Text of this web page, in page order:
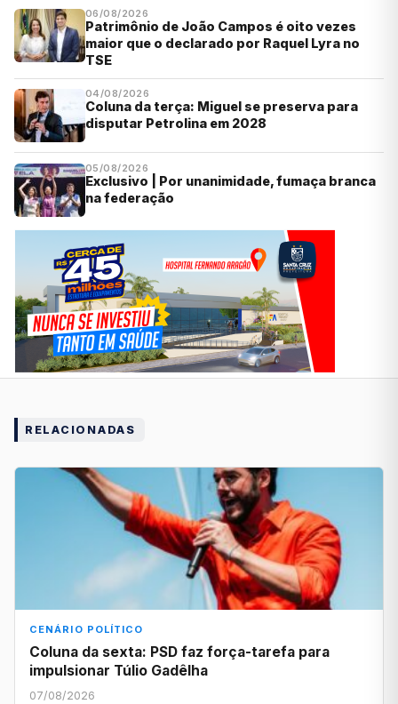
06/08/2026
Patrimônio de João Campos é oito vezes
maior que o declarado por Raquel Lyra no
TSE
04/08/2026
Coluna da terça: Miguel se preserva para
disputar Petrolina em 2028
05/08/2026
Exclusivo | Por unanimidade, fumaça branca
na federação
RELACIONADAS
CENÁRIO POLÍTICO
Coluna da sexta: PSD faz força-tarefa para
impulsionar Túlio Gadêlha
07/08/2026